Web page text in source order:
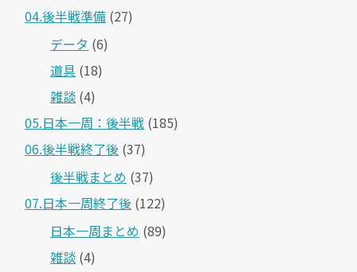
04.後半戦準備 (27)
データ (6)
道具 (18)
雑談 (4)
05.日本一周：後半戦 (185)
06.後半戦終了後 (37)
後半戦まとめ (37)
07.日本一周終了後 (122)
日本一周まとめ (89)
雑談 (4)